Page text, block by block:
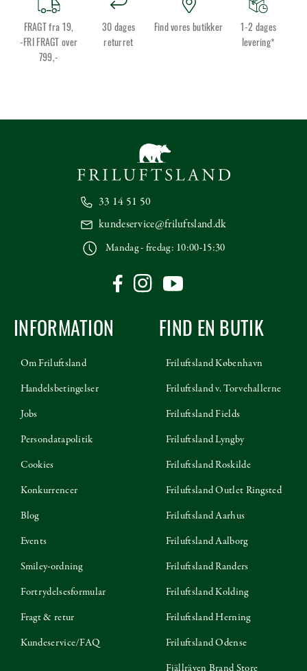
FRAGT fra 19,
-FRI FRAGT over
799,-
30 dages
returret
Find vores butikker
1-2 dages
levering*
33 14 51 50
kundeservice@friluftsland.dk
Mandag - fredag: 10:00-15:30
INFORMATION
Om Friluftsland
Handelsbetingelser
Jobs
Persondatapolitik
Cookies
Konkurrencer
Blog
Events
Smiley-ordning
Fortrydelsesformular
Fragt & retur
Kundeservice/FAQ
FIND EN BUTIK
Friluftsland København
Friluftsland v. Torvehallerne
Friluftsland Fields
Friluftsland Lyngby
Friluftsland Roskilde
Friluftsland Outlet Ringsted
Friluftsland Aarhus
Friluftsland Aalborg
Friluftsland Randers
Friluftsland Kolding
Friluftsland Herning
Friluftsland Odense
Fjällräven Brand Store